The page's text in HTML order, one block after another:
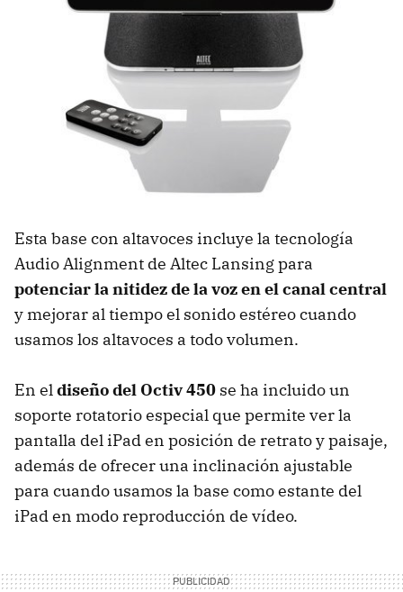
Esta base con altavoces incluye la tecnología
Audio Alignment de Altec Lansing para
potenciar la nitidez de la voz en el canal central
y mejorar al tiempo el sonido estéreo cuando
usamos los altavoces a todo volumen.
En eldiseño del Octiv 450 se ha incluido un
soporte rotatorio especial que permite ver la
pantalla del iPad en posición de retrato y paisaje,
además de ofrecer una inclinación ajustable
para cuando usamos la base como estante del
iPad en modo reproducción de vídeo.